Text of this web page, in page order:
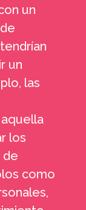
un
un
las
los
de
como